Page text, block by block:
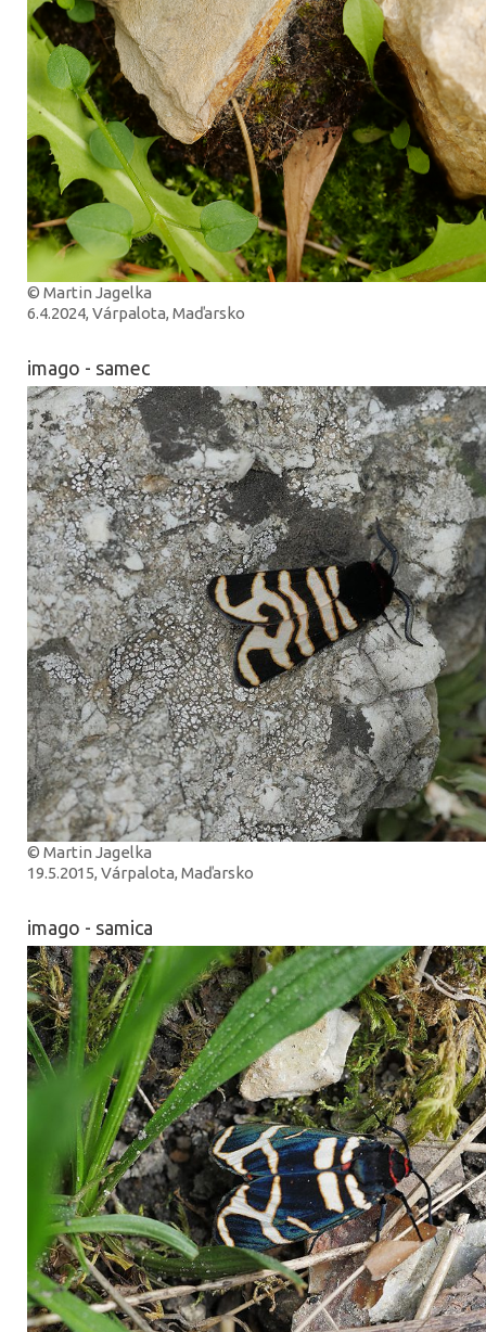
© Martin Jagelka
6.4.2024, Várpalota, Maďarsko
imago - samec
© Martin Jagelka
19.5.2015, Várpalota, Maďarsko
imago - samica